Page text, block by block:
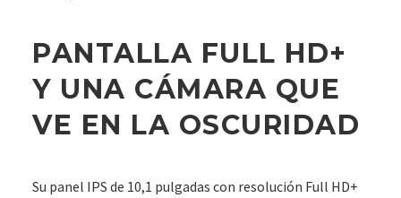
PANTALLA FULL HD+
Y UNA CÁMARA QUE
VE EN LA OSCURIDAD
Su panel IPS de 10,1 pulgadas con resolución Full HD+